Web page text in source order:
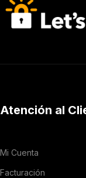
Atención al
Mi Cuenta
Facturación